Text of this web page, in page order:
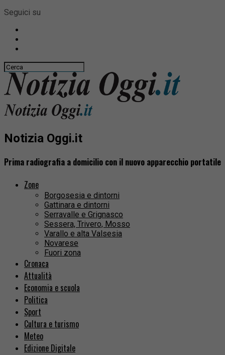
Seguici su
Notizia Oggi.it
Prima radiografia a domicilio con il nuovo apparecchio portatile
Zone
Borgosesia e dintorni
Gattinara e dintorni
Serravalle e Grignasco
Sessera, Trivero, Mosso
Varallo e alta Valsesia
Novarese
Fuori zona
Cronaca
Attualità
Economia e scuola
Politica
Sport
Cultura e turismo
Meteo
Edizione Digitale